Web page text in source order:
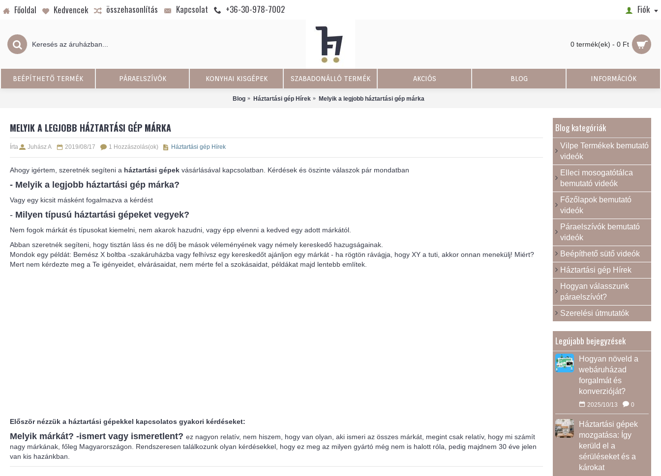
Főoldal Kedvencek összehasonlítás Kapcsolat +36-30-978-7002 Fiók
0 termék(ek) - 0 Ft
BEÉPÍTHETŐ TERMÉK PÁRAELSZÍVÓK KONYHAI KISGÉPEK SZABADONÁLLÓ TERMÉK AKCIÓS BLOG INFORMÁCIÓK
Blog Háztartási gép Hírek Melyik a legjobb háztartási gép márka
Blog kategóriák
Vilpe Termékek bemutató
videók
Elleci mosogatótálca
bemutató videók
Főzőlapok bemutató
videók
Páraelszívók bemutató
videók
Beépíthető sütő videók
Háztartási gép Hírek
Hogyan válasszunk
páraelszívót?
Szerelési útmutatók
Legújabb bejegyzések
Hogyan növeld a
webáruházad
forgalmát és
konverzióját?
2025/10/13 0
Háztartási gépek
mozgatása: Így
kerüld el a
sérüléseket és a
károkat
MELYIK A LEGJOBB HÁZTARTÁSI GÉP MÁRKA
Írta Juhász A 2019/08/17 1 Hozzászolás(ok) Háztartási gép Hírek
Ahogy igértem, szeretnék segíteni a háztartási gépek vásárlásával kapcsolatban. Kérdések és öszinte válaszok pár mondatban
- Melyik a legjobb háztartási gép márka?
Vagy egy kicsit másként fogalmazva a kérdést
- Milyen típusú háztartási gépeket vegyek?
Nem fogok márkát és típusokat kiemelni, nem akarok hazudni, vagy épp elvenni a kedved egy adott márkától.
Abban szeretnék segíteni, hogy tisztán láss és ne dőlj be mások véleményének vagy némely kereskedő hazugságainak.
Mondok egy példát: Bemész X boltba -szakáruházba vagy felhívsz egy kereskedőt ajánljon egy márkát - ha rögtön rávágja, hogy XY a tuti, akkor onnan menekülj! Miért?
Mert nem kérdezte meg a Te igényeidet, elvárásaidat, nem mérte fel a szokásaidat, példákat majd lentebb említek.
Először nézzük a háztartási gépekkel kapcsolatos gyakori kérdéseket:
Melyik márkát? -ismert vagy ismeretlent? ez nagyon relatív, nem hiszem, hogy van olyan, aki ismeri az összes márkát, megint csak relatív, hogy mi számít
nagy márkának, főleg Magyarországon. Rendszeresen találkozunk olyan kérdésekkel, hogy ez meg az milyen gyártó még nem is halott róla, pedig majdnem 30 éve jelen
van kis hazánkban.